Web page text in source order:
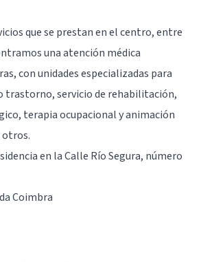
que se prestan en el centro, entre
una atención médica
con unidades especializadas para
trastorno, servicio de rehabilitación,
terapia ocupacional y animación
en la Calle Río Segura, número
Coimbra